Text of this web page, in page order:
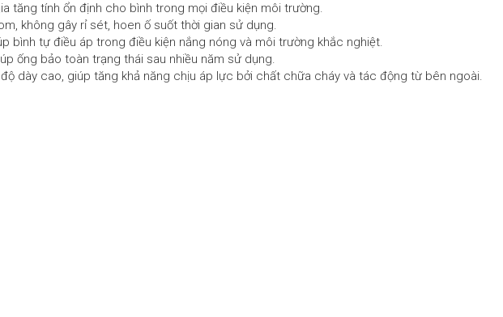
tăng tính ổn định cho bình trong mọi điều kiện môi trường.
không gây rỉ sét, hoen ố suốt thời gian sử dụng.
bình tự điều áp trong điều kiện nắng nóng và môi trường khắc nghiệt.
ống bảo toàn trạng thái sau nhiều năm sử dụng.
dày cao, giúp tăng khả năng chịu áp lực bởi chất chữa cháy và tác động từ bên ngoài.